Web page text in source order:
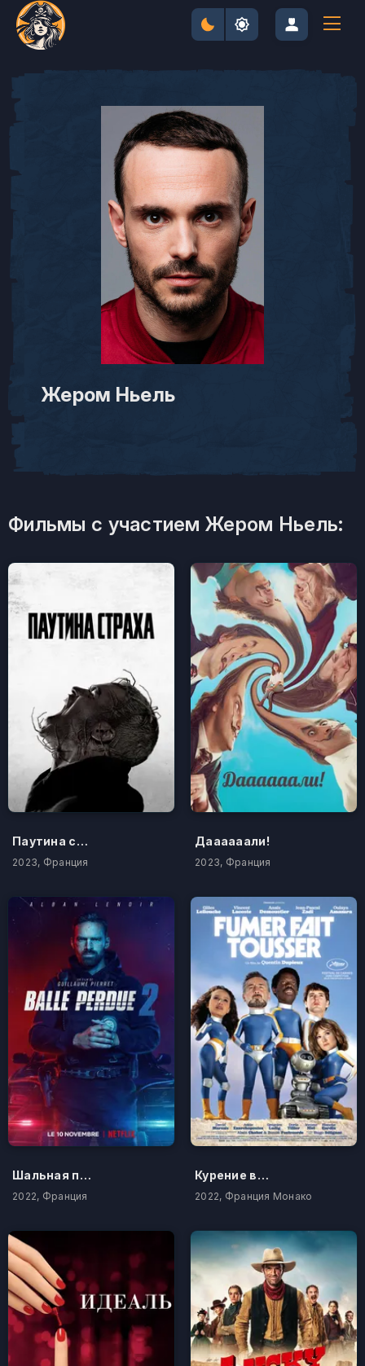
Жером Ньель
Фильмы с участием Жером Ньель:
Паутина страха
2023, Франция
Даааааали!
2023, Франция
Шальная пуля 2
2022, Франция
Курение вызывает кашель
2022, Франция Монако